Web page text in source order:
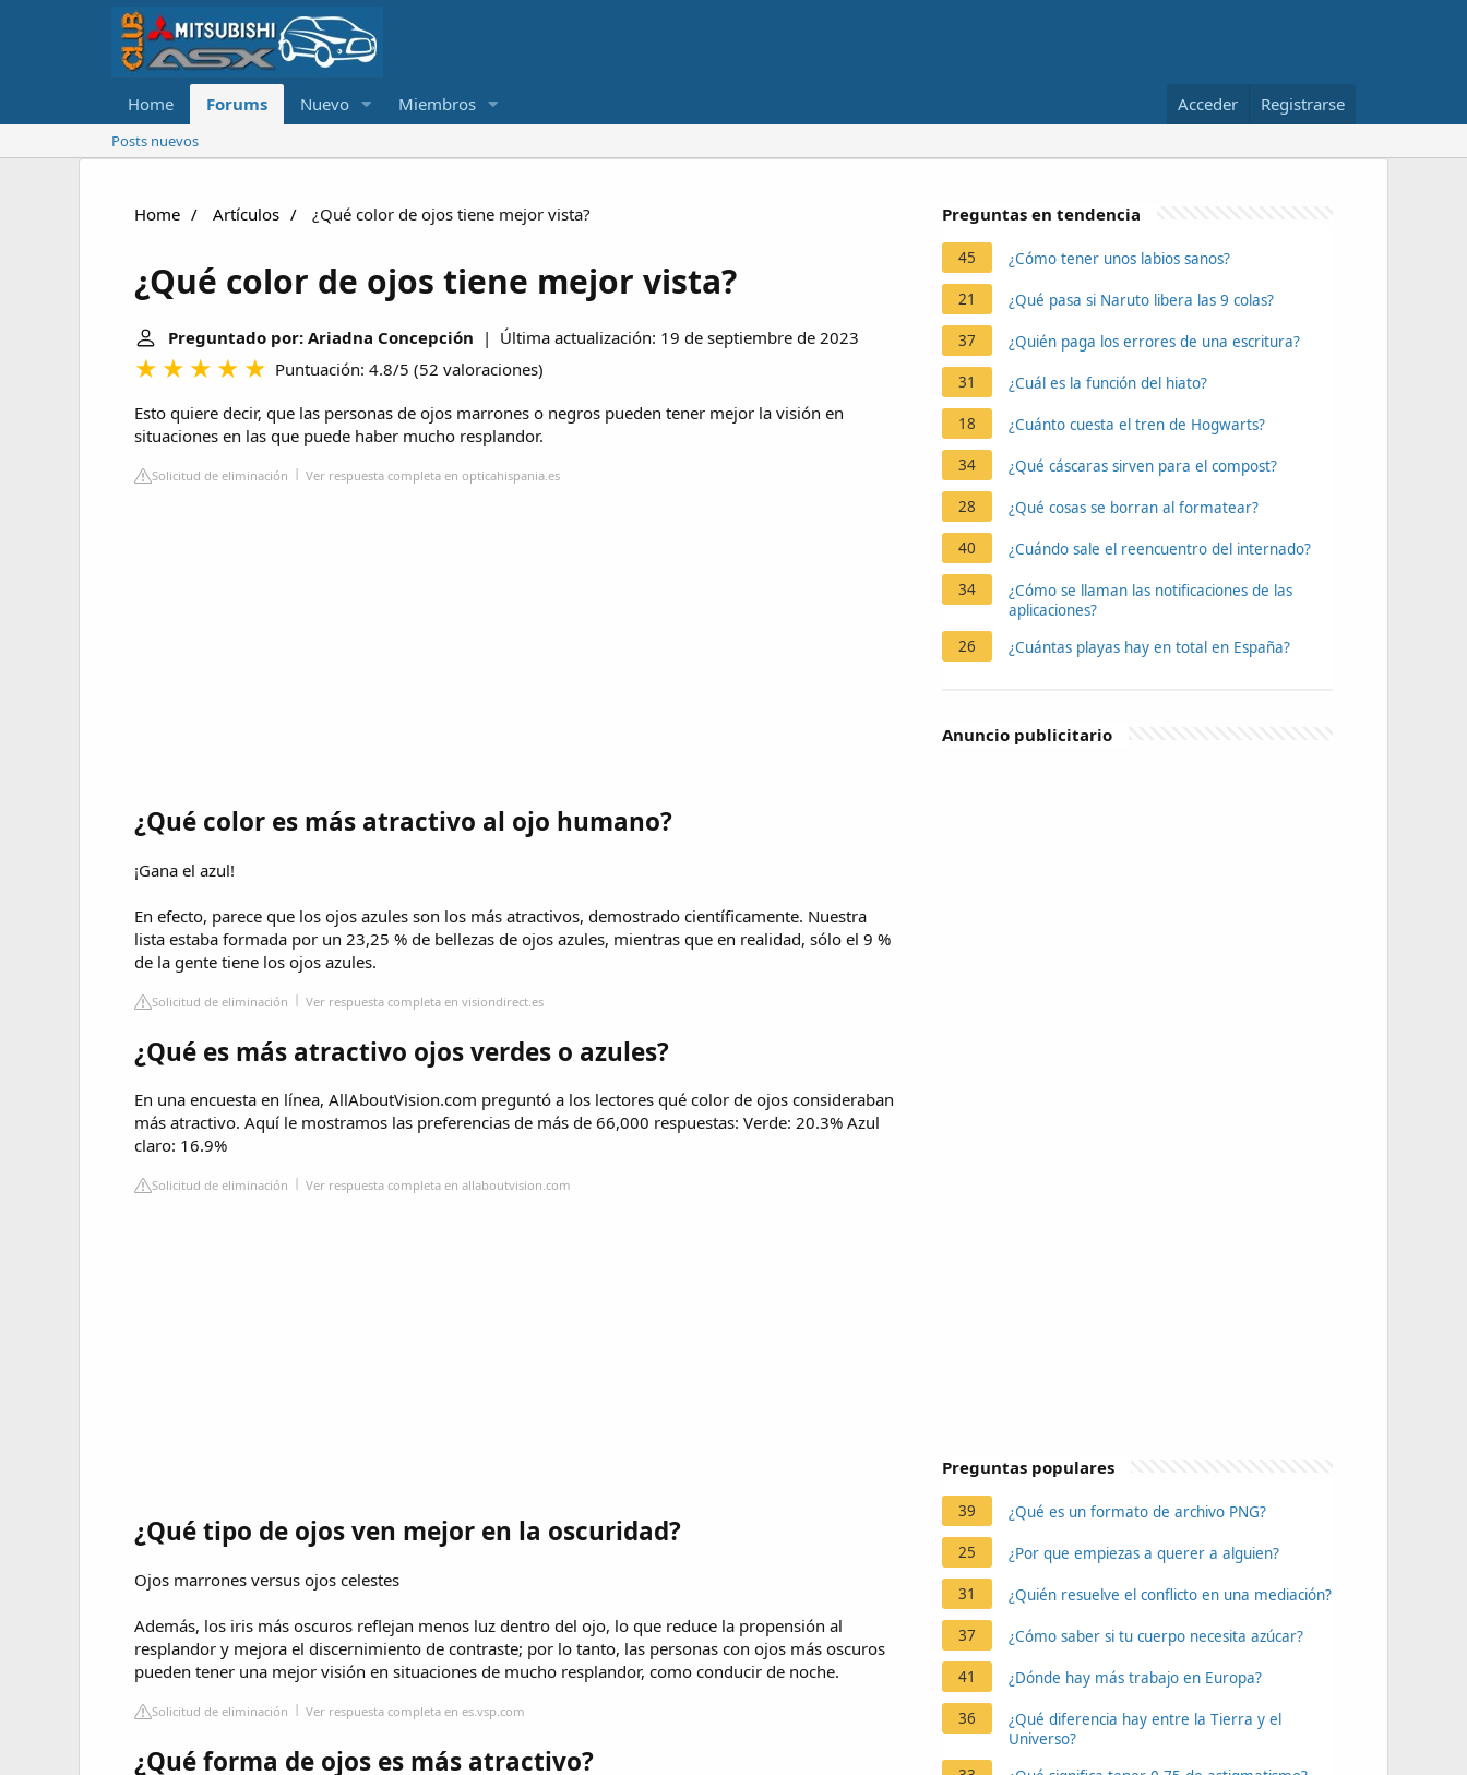
Home Forums Nuevo Miembros Acceder Registrarse
Posts nuevos
Home Artículos ¿Qué color de ojos tiene mejor vista?
¿Qué color de ojos tiene mejor vista?
Preguntado por: Ariadna Concepción | Última actualización: 19 de septiembre de 2023
Puntuación: 4.8/5 (52 valoraciones)
Esto quiere decir, que las personas de ojos marrones o negros pueden tener mejor la visión en
situaciones en las que puede haber mucho resplandor.
Solicitud de eliminación Ver respuesta completa en opticahispania.es
¿Qué color es más atractivo al ojo humano?
¡Gana el azul!
En efecto, parece que los ojos azules son los más atractivos, demostrado científicamente. Nuestra
lista estaba formada por un 23,25 % de bellezas de ojos azules, mientras que en realidad, sólo el 9 %
de la gente tiene los ojos azules.
Solicitud de eliminación Ver respuesta completa en visiondirect.es
¿Qué es más atractivo ojos verdes o azules?
En una encuesta en línea, AllAboutVision.com preguntó a los lectores qué color de ojos consideraban
más atractivo. Aquí le mostramos las preferencias de más de 66,000 respuestas: Verde: 20.3% Azul
claro: 16.9%
Solicitud de eliminación Ver respuesta completa en allaboutvision.com
¿Qué tipo de ojos ven mejor en la oscuridad?
Ojos marrones versus ojos celestes
Además, los iris más oscuros reflejan menos luz dentro del ojo, lo que reduce la propensión al
resplandor y mejora el discernimiento de contraste; por lo tanto, las personas con ojos más oscuros
pueden tener una mejor visión en situaciones de mucho resplandor, como conducir de noche.
Solicitud de eliminación Ver respuesta completa en es.vsp.com
¿Qué forma de ojos es más atractivo?
Preguntas en tendencia
45 ¿Cómo tener unos labios sanos?
21 ¿Qué pasa si Naruto libera las 9 colas?
37 ¿Quién paga los errores de una escritura?
31 ¿Cuál es la función del hiato?
18 ¿Cuánto cuesta el tren de Hogwarts?
34 ¿Qué cáscaras sirven para el compost?
28 ¿Qué cosas se borran al formatear?
40 ¿Cuándo sale el reencuentro del internado?
34
¿Cómo se llaman las notificaciones de las
aplicaciones?
26
¿Cuántas playas hay en total en España?
Anuncio publicitario
Preguntas populares
39 ¿Qué es un formato de archivo PNG?
25 ¿Por que empiezas a querer a alguien?
31 ¿Quién resuelve el conflicto en una mediación?
37 ¿Cómo saber si tu cuerpo necesita azúcar?
41 ¿Dónde hay más trabajo en Europa?
36
¿Qué diferencia hay entre la Tierra y el
Universo?